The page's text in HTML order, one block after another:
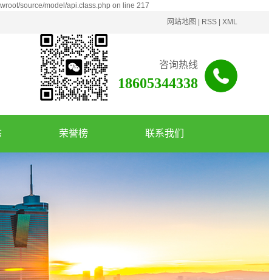
source/model/api.class.php on line 217
网站地图 RSS XML
咨询热线
18605344338
荣誉榜 联系我们